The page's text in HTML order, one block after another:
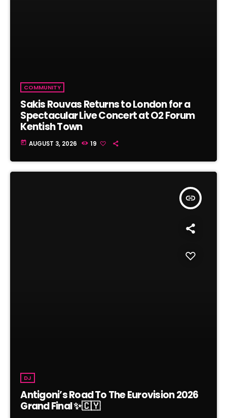
COMMUNITY
Sakis Rouvas Returns to London for a
Spectacular Live Concert at O2 Forum
Kentish Town
today AUGUST 3, 2026 19
insert_link
DJ
Antigoni’s Road To The Eurovision 2026
Grand Final ✨🇨🇾